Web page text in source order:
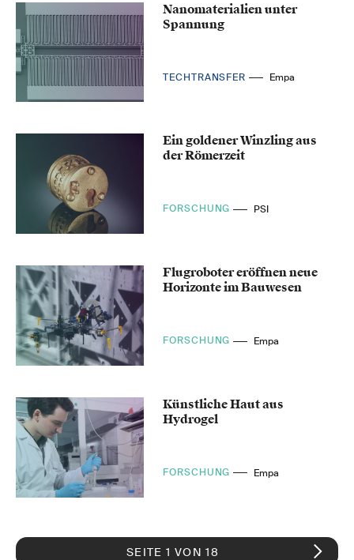
Nanomaterialien unter
Spannung
TECHTRANSFER Empa
Ein goldener Winzling aus
der Römerzeit
FORSCHUNG PSI
Flugroboter eröffnen neue
Horizonte im Bauwesen
FORSCHUNG Empa
Künstliche Haut aus
Hydrogel
FORSCHUNG Empa
SEITE 1 VON 18